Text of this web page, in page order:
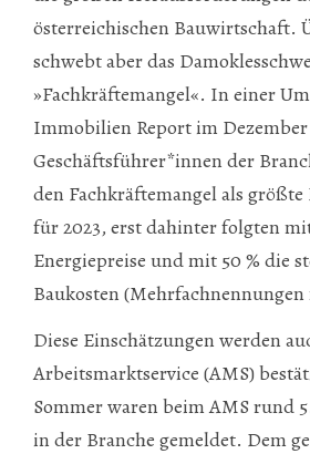
österreichischen Bauwirtschaft.
schwebt aber das
»Fachkräftemangel«. In einer
Immobilien Report im
Geschäftsführer*innen der
den Fachkräftemangel als
für 2023, erst dahinter folgten
Energiepreise und mit 50 % die
Baukosten
Diese Einschätzungen werden
Arbeitsmarktservice (AMS)
Sommer waren beim AMS rund
in der Branche gemeldet. Dem